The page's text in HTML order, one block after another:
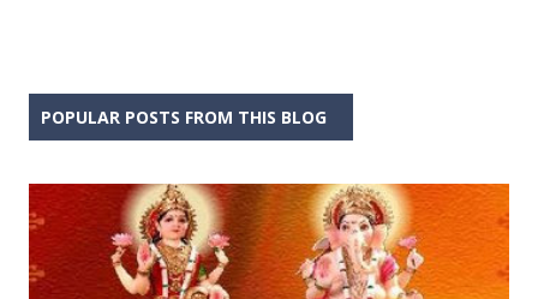
POPULAR POSTS FROM THIS BLOG